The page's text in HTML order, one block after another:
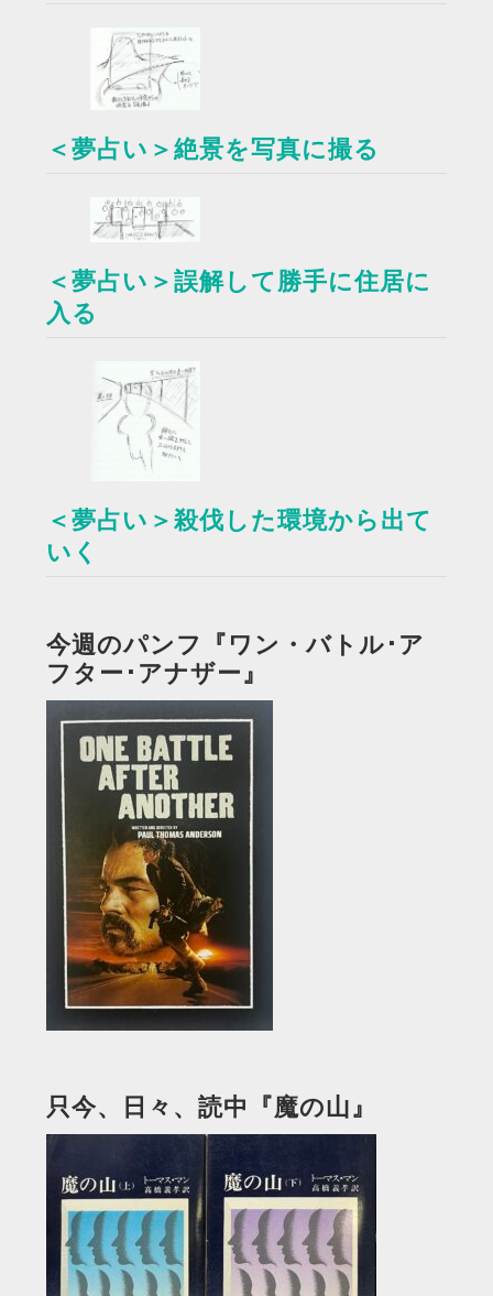
＜夢占い＞絶景を写真に撮る
＜夢占い＞誤解して勝手に住居に
入る
＜夢占い＞殺伐した環境から出て
いく
今週のパンフ『ワン・バトル･ア
フター･アナザー』
只今、日々、読中『魔の山』